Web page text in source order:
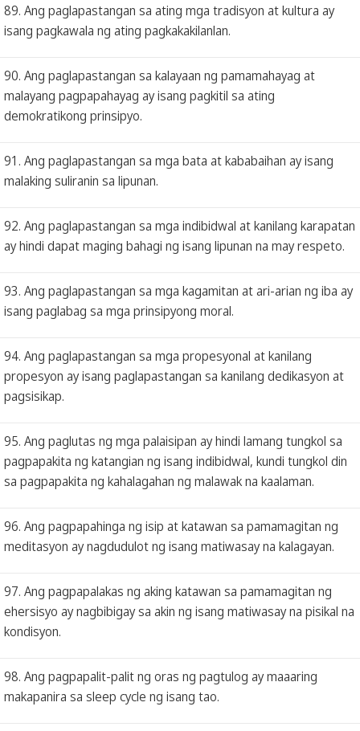
89. Ang paglapastangan sa ating mga tradisyon at kultura ay
isang pagkawala ng ating pagkakakilanlan.
90. Ang paglapastangan sa kalayaan ng pamamahayag at
malayang pagpapahayag ay isang pagkitil sa ating
demokratikong prinsipyo.
91. Ang paglapastangan sa mga bata at kababaihan ay isang
malaking suliranin sa lipunan.
92. Ang paglapastangan sa mga indibidwal at kanilang karapatan
ay hindi dapat maging bahagi ng isang lipunan na may respeto.
93. Ang paglapastangan sa mga kagamitan at ari-arian ng iba ay
isang paglabag sa mga prinsipyong moral.
94. Ang paglapastangan sa mga propesyonal at kanilang
propesyon ay isang paglapastangan sa kanilang dedikasyon at
pagsisikap.
95. Ang paglutas ng mga palaisipan ay hindi lamang tungkol sa
pagpapakita ng katangian ng isang indibidwal, kundi tungkol din
sa pagpapakita ng kahalagahan ng malawak na kaalaman.
96. Ang pagpapahinga ng isip at katawan sa pamamagitan ng
meditasyon ay nagdudulot ng isang matiwasay na kalagayan.
97. Ang pagpapalakas ng aking katawan sa pamamagitan ng
ehersisyo ay nagbibigay sa akin ng isang matiwasay na pisikal na
kondisyon.
98. Ang pagpapalit-palit ng oras ng pagtulog ay maaaring
makapanira sa sleep cycle ng isang tao.